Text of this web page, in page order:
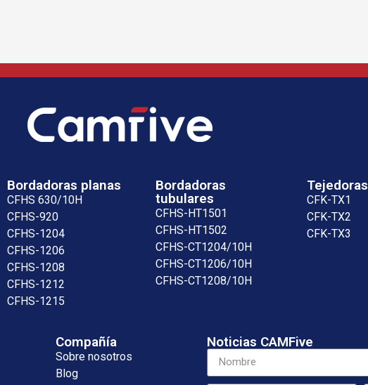
Bordadoras planas
CFHS 630/10H
CFHS-920
CFHS-1204
CFHS-1206
CFHS-1208
CFHS-1212
CFHS-1215
Bordadoras
tubulares
CFHS-HT1501
CFHS-HT1502
CFHS-CT1204/10H
CFHS-CT1206/10H
CFHS-CT1208/10H
Tejedoras
CFK-TX1
CFK-TX2
CFK-TX3
Compañía
Sobre nosotros
Blog
Noticias CAMFive